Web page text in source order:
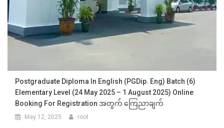
Postgraduate Diploma In English (PGDip. Eng) Batch (6)
Elementary Level (24 May 2025 – 1 August 2025) Online
Booking For Registration အတွက် ကြေညာချက်
May 12, 2025 root